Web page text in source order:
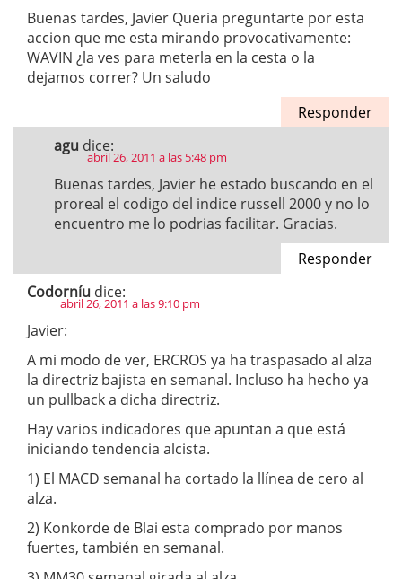
Buenas tardes, Javier Queria preguntarte por esta
accion que me esta mirando provocativamente:
WAVIN ¿la ves para meterla en la cesta o la
dejamos correr? Un saludo
Responder
agu dice:
abril 26, 2011 a las 5:48 pm
Buenas tardes, Javier he estado buscando en el
proreal el codigo del indice russell 2000 y no lo
encuentro me lo podrias facilitar. Gracias.
Responder
Codorníu dice:
abril 26, 2011 a las 9:10 pm
Javier:
A mi modo de ver, ERCROS ya ha traspasado al alza
la directriz bajista en semanal. Incluso ha hecho ya
un pullback a dicha directriz.
Hay varios indicadores que apuntan a que está
iniciando tendencia alcista.
1) El MACD semanal ha cortado la llínea de cero al
alza.
2) Konkorde de Blai esta comprado por manos
fuertes, también en semanal.